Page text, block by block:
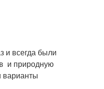
и всегда были
и природную
варианты